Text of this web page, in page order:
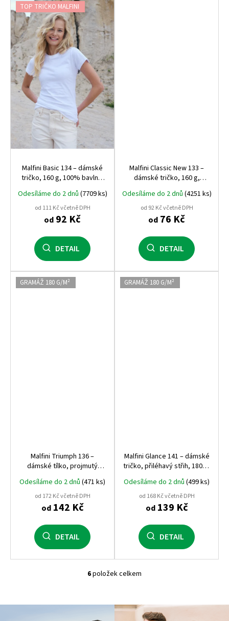
TOP TRIČKO MALFINI
Malfini Basic 134 – dámské
tričko, 160 g, 100% bavlna,
Odesíláme do 2 dnů (7709 ks)
od 111 Kč včetně DPH
od 92 Kč
DETAIL
Malfini Classic New 133 –
dámské tričko, 160 g,
Odesíláme do 2 dnů (4251 ks)
od 92 Kč včetně DPH
od 76 Kč
DETAIL
GRAMÁŽ 180 G/M²
Malfini Triumph 136 –
dámské tílko, projmutý
střih, 180 g
Odesíláme do 2 dnů (471 ks)
od 172 Kč včetně DPH
od142 Kč
DETAIL
GRAMÁŽ 180 G/M²
Malfini Glance 141 – dámské
tričko, přiléhavý střih, 180 g,
elastický materiál
Odesíláme do 2 dnů (499 ks)
od 168 Kč včetně DPH
od139 Kč
DETAIL
O
l
á
6položek celkem